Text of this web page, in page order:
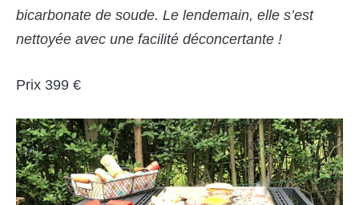
bicarbonate de soude. Le lendemain, elle s’est
nettoyée avec une facilité déconcertante !
Prix 399 €